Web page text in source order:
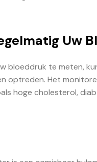
Uw
bloeddruk te meten,
optreden. Het
hoge cholesterol,